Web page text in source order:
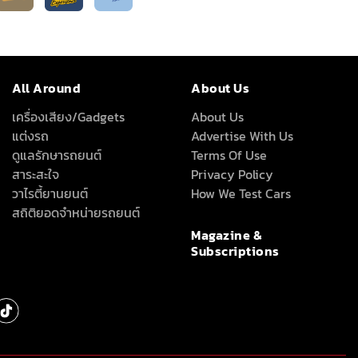
All Around
เครื่องเสียง/Gadgets
แต่งรถ
ดูแลรักษารถยนต์
สาระสะใจ
วาไรตี้ยานยนต์
สถิติยอดจำหน่ายรถยนต์
About Us
About Us
Advertise With Us
Terms Of Use
Privacy Policy
How We Test Cars
Magazine &
Subscriptions